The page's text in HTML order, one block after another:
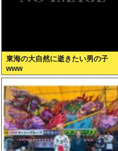
東海の大自然に逝きたい男の子
www